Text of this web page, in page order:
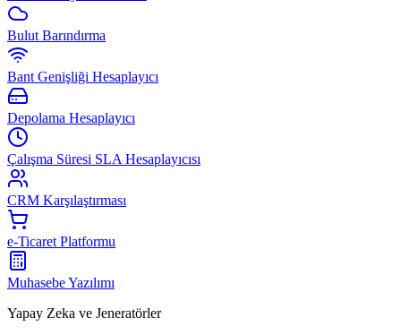
Bulut Barındırma
Bant Genişliği Hesaplayıcı
Depolama Hesaplayıcı
Çalışma Süresi SLA Hesaplayıcısı
CRM Karşılaştırması
e-Ticaret Platformu
Muhasebe Yazılımı
Yapay Zeka ve Jeneratörler